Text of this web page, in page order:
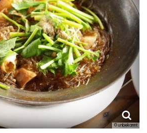
© unbekannt